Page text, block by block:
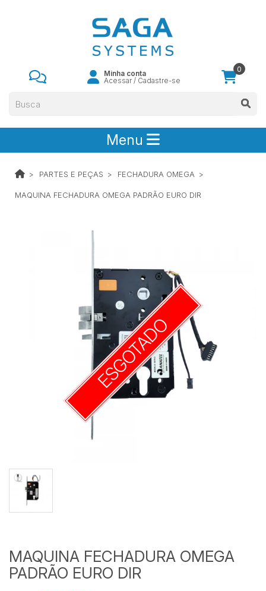
Minha conta
Acessar/ Cadastre-se
0
Menu
PARTES E PEÇAS FECHADURA OMEGA
MAQUINA FECHADURA OMEGA PADRÃO EURO DIR
ESGOTADO
MAQUINA FECHADURA OMEGA
PADRÃO EURO DIR